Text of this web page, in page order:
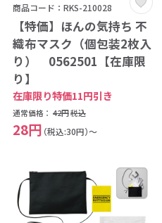
商品コード：RKS-210028
【特価】ほんの気持ち 不
織布マスク（個包装2枚入
り） 0562501【在庫限
り】
在庫限り特価11円引き
通常価格： 42円税込
28円 （税込:30円）～